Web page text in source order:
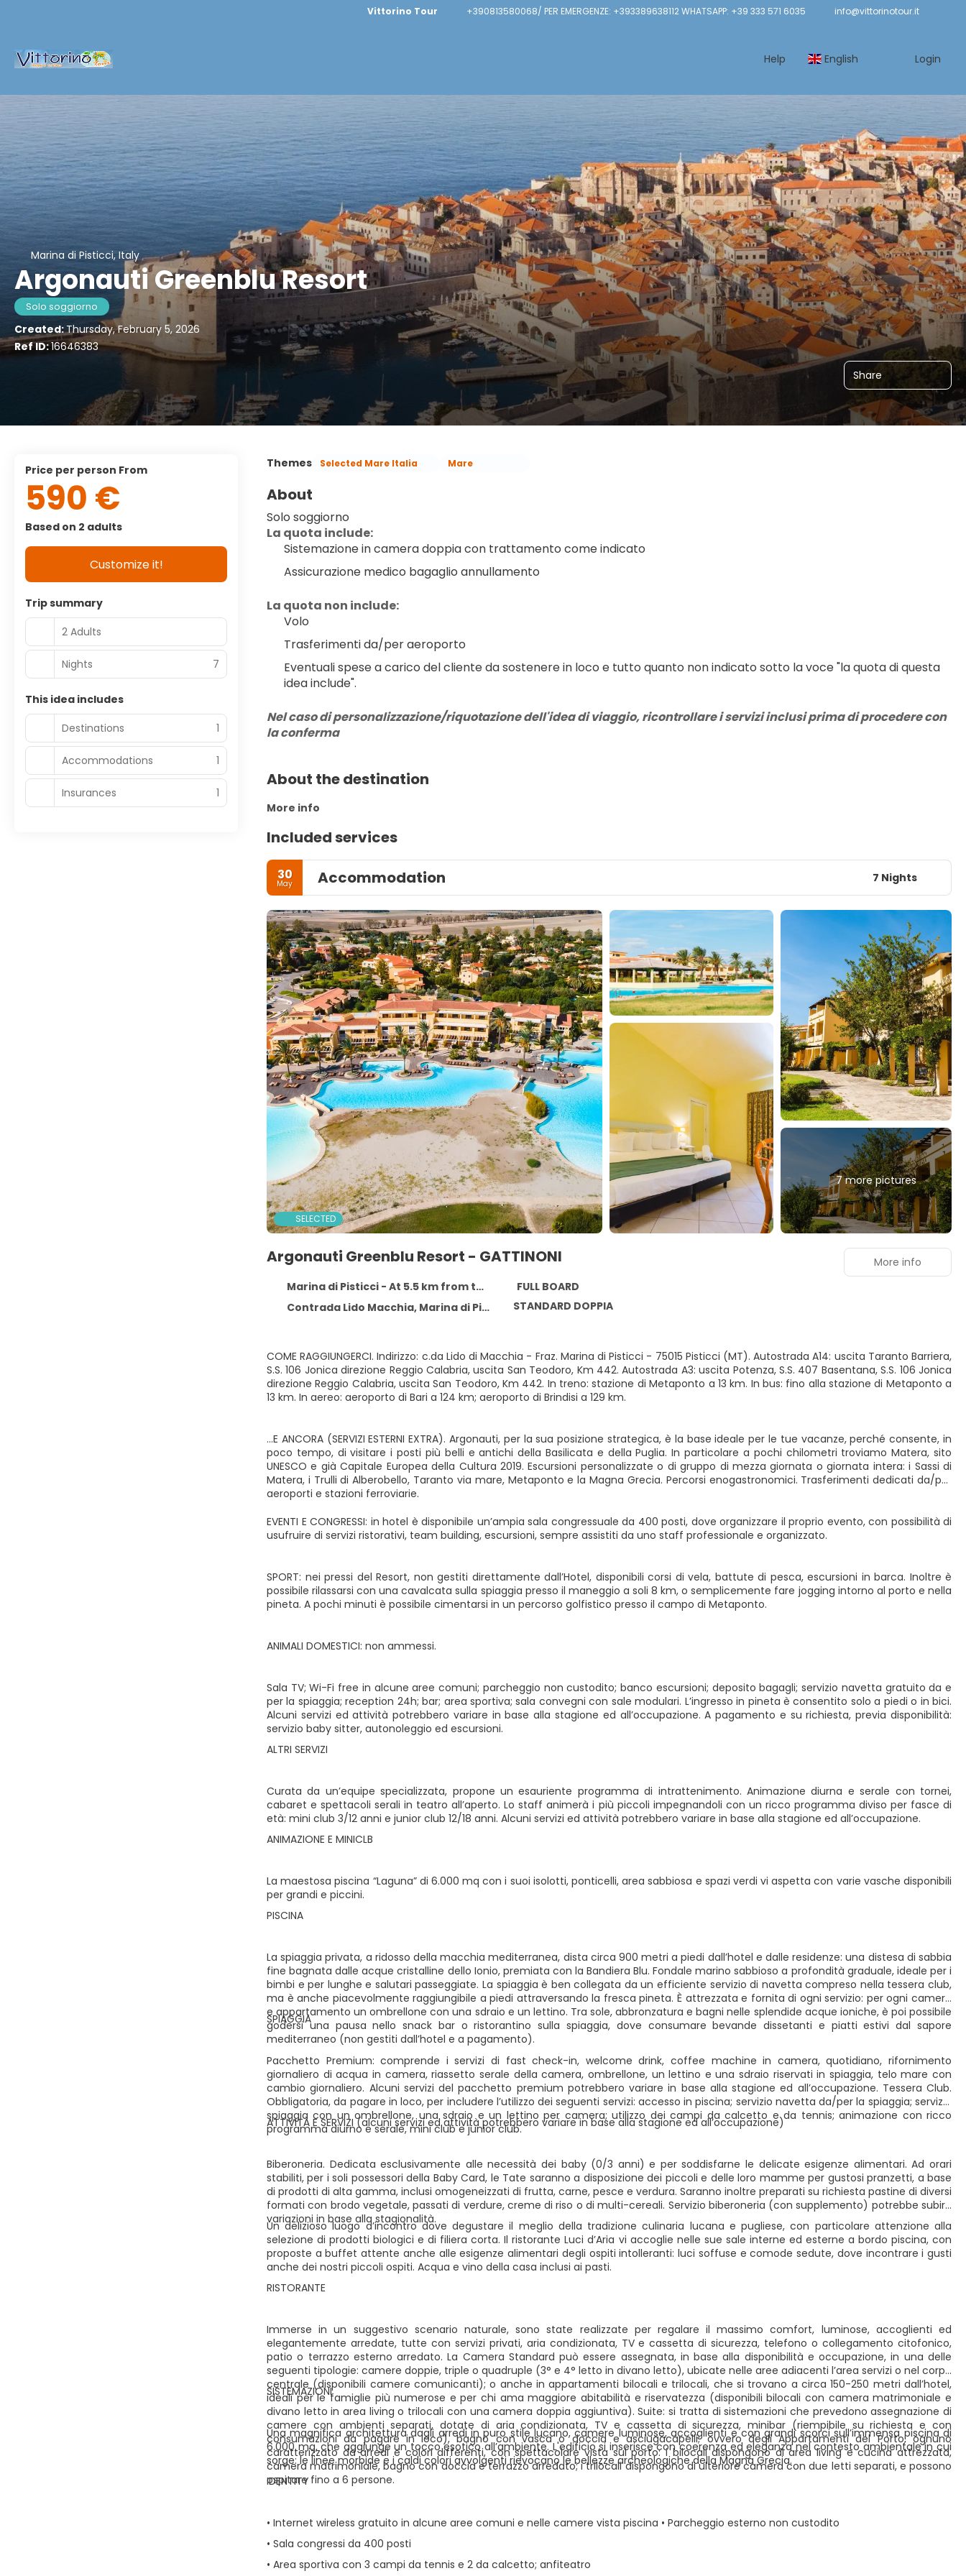
Vittorino Tour +390813580068/ PER EMERGENZE: +393389638112 WHATSAPP: +39 333 571 6035 info@vittorinotour.it
Help English Login
Marina di Pisticci, Italy
Argonauti Greenblu Resort
Solo soggiorno
Created:Thursday, February 5, 2026
Ref ID:16646383
Share
Themes Selected Mare Italia Mare
About
Solo soggiorno
La quota include:
Sistemazione in camera doppia con trattamento come indicato
Assicurazione medico bagaglio annullamento
La quota non include:
Volo
Trasferimenti da/per aeroporto
Eventuali spese a carico del cliente da sostenere in loco e tutto quanto non indicato sotto la voce "la quota di questa
idea include".
Nel caso di personalizzazione/riquotazione dell'idea di viaggio, ricontrollare i servizi inclusi prima di procedere con
la conferma
About the destination
More info
Included services
30
May Accommodation 7 Nights
SELECTED
7 more pictures
Argonauti Greenblu Resort - GATTINONI
Marina di Pisticci - At 5.5 km from the centre
FULL BOARD
Contrada Lido Macchia, Marina di Pisticci 75015
STANDARD DOPPIA
• Area sportiva con 3 campi da tennis e 2 da calcetto; anfiteatro
• Sala congressi da 400 posti
• Internet wireless gratuito in alcune aree comuni e nelle camere vista piscina • Parcheggio esterno non custodito
IDENTITY
Una magnifica architettura dagli arredi in puro stile lucano, camere luminose, accoglienti e con grandi scorci sull’immensa piscina di
6.000 mq, che aggiunge un tocco esotico all’ambiente. L'edificio si inserisce con coerenza ed eleganza nel contesto ambientale in cui
sorge: le linee morbide e i caldi colori avvolgenti rievocano le bellezze archeologiche della Magna Grecia.
SISTEMAZIONI
Immerse in un suggestivo scenario naturale, sono state realizzate per regalare il massimo comfort, luminose, accoglienti ed
elegantemente arredate, tutte con servizi privati, aria condizionata, TV e cassetta di sicurezza, telefono o collegamento citofonico,
patio o terrazzo esterno arredato. La Camera Standard può essere assegnata, in base alla disponibilità e occupazione, in una delle
seguenti tipologie: camere doppie, triple o quadruple (3° e 4° letto in divano letto), ubicate nelle aree adiacenti l’area servizi o nel corpo
centrale (disponibili camere comunicanti); o anche in appartamenti bilocali e trilocali, che si trovano a circa 150-250 metri dall’hotel,
ideali per le famiglie più numerose e per chi ama maggiore abitabilità e riservatezza (disponibili bilocali con camera matrimoniale e
divano letto in area living o trilocali con una camera doppia aggiuntiva). Suite: si tratta di sistemazioni che prevedono assegnazione di
camere con ambienti separati, dotate di aria condizionata, TV e cassetta di sicurezza, minibar (riempibile su richiesta e con
consumazioni da pagare in loco), bagno con vasca o doccia e asciugacapelli; ovvero degli Appartamenti del Porto, ognuno
caratterizzato da arredi e colori differenti, con spettacolare vista sul porto: i bilocali dispongono di area living e cucina attrezzata,
camera matrimoniale, bagno con doccia e terrazzo arredato; i trilocali dispongono di ulteriore camera con due letti separati, e possono
ospitare fino a 6 persone.
RISTORANTE
Un delizioso luogo d’incontro dove degustare il meglio della tradizione culinaria lucana e pugliese, con particolare attenzione alla
selezione di prodotti biologici e di filiera corta. Il ristorante Luci d’Aria vi accoglie nelle sue sale interne ed esterne a bordo piscina, con
proposte a buffet attente anche alle esigenze alimentari degli ospiti intolleranti: luci soffuse e comode sedute, dove incontrare i gusti
anche dei nostri piccoli ospiti. Acqua e vino della casa inclusi ai pasti.
Biberoneria. Dedicata esclusivamente alle necessità dei baby (0/3 anni) e per soddisfarne le delicate esigenze alimentari. Ad orari
stabiliti, per i soli possessori della Baby Card, le Tate saranno a disposizione dei piccoli e delle loro mamme per gustosi pranzetti, a base
di prodotti di alta gamma, inclusi omogeneizzati di frutta, carne, pesce e verdura. Saranno inoltre preparati su richiesta pastine di diversi
formati con brodo vegetale, passati di verdure, creme di riso o di multi-cereali. Servizio biberoneria (con supplemento) potrebbe subire
variazioni in base alla stagionalità.
ATTIVITÀ E SERVIZI (alcuni servizi ed attività potrebbero variare in base alla stagione ed all’occupazione)
Pacchetto Premium: comprende i servizi di fast check-in, welcome drink, coffee machine in camera, quotidiano, rifornimento
giornaliero di acqua in camera, riassetto serale della camera, ombrellone, un lettino e una sdraio riservati in spiaggia, telo mare con
cambio giornaliero. Alcuni servizi del pacchetto premium potrebbero variare in base alla stagione ed all’occupazione. Tessera Club.
Obbligatoria, da pagare in loco, per includere l’utilizzo dei seguenti servizi: accesso in piscina; servizio navetta da/per la spiaggia; servizio
spiaggia con un ombrellone, una sdraio e un lettino per camera; utilizzo dei campi da calcetto e da tennis; animazione con ricco
programma diurno e serale, mini club e junior club.
SPIAGGIA
La spiaggia privata, a ridosso della macchia mediterranea, dista circa 900 metri a piedi dall’hotel e dalle residenze: una distesa di sabbia
fine bagnata dalle acque cristalline dello Ionio, premiata con la Bandiera Blu. Fondale marino sabbioso a profondità graduale, ideale per i
bimbi e per lunghe e salutari passeggiate. La spiaggia è ben collegata da un efficiente servizio di navetta compreso nella tessera club,
ma è anche piacevolmente raggiungibile a piedi attraversando la fresca pineta. È attrezzata e fornita di ogni servizio: per ogni camera
e appartamento un ombrellone con una sdraio e un lettino. Tra sole, abbronzatura e bagni nelle splendide acque ioniche, è poi possibile
godersi una pausa nello snack bar o ristorantino sulla spiaggia, dove consumare bevande dissetanti e piatti estivi dal sapore
mediterraneo (non gestiti dall’hotel e a pagamento).
PISCINA
La maestosa piscina “Laguna” di 6.000 mq con i suoi isolotti, ponticelli, area sabbiosa e spazi verdi vi aspetta con varie vasche disponibili
per grandi e piccini.
ANIMAZIONE E MINICLB
Curata da un’equipe specializzata, propone un esauriente programma di intrattenimento. Animazione diurna e serale con tornei,
cabaret e spettacoli serali in teatro all’aperto. Lo staff animerà i più piccoli impegnandoli con un ricco programma diviso per fasce di
età: mini club 3/12 anni e junior club 12/18 anni. Alcuni servizi ed attività potrebbero variare in base alla stagione ed all’occupazione.
ALTRI SERVIZI
Sala TV; Wi-Fi free in alcune aree comuni; parcheggio non custodito; banco escursioni; deposito bagagli; servizio navetta gratuito da e
per la spiaggia; reception 24h; bar; area sportiva; sala convegni con sale modulari. L’ingresso in pineta è consentito solo a piedi o in bici.
Alcuni servizi ed attività potrebbero variare in base alla stagione ed all’occupazione. A pagamento e su richiesta, previa disponibilità:
servizio baby sitter, autonoleggio ed escursioni.
ANIMALI DOMESTICI: non ammessi.
SPORT: nei pressi del Resort, non gestiti direttamente dall’Hotel, disponibili corsi di vela, battute di pesca, escursioni in barca. Inoltre è
possibile rilassarsi con una cavalcata sulla spiaggia presso il maneggio a soli 8 km, o semplicemente fare jogging intorno al porto e nella
pineta. A pochi minuti è possibile cimentarsi in un percorso golfistico presso il campo di Metaponto.
EVENTI E CONGRESSI: in hotel è disponibile un’ampia sala congressuale da 400 posti, dove organizzare il proprio evento, con possibilità di
usufruire di servizi ristorativi, team building, escursioni, sempre assistiti da uno staff professionale e organizzato.
…E ANCORA (SERVIZI ESTERNI EXTRA). Argonauti, per la sua posizione strategica, è la base ideale per le tue vacanze, perché consente, in
poco tempo, di visitare i posti più belli e antichi della Basilicata e della Puglia. In particolare a pochi chilometri troviamo Matera, sito
UNESCO e già Capitale Europea della Cultura 2019. Escursioni personalizzate o di gruppo di mezza giornata o giornata intera: i Sassi di
Matera, i Trulli di Alberobello, Taranto via mare, Metaponto e la Magna Grecia. Percorsi enogastronomici. Trasferimenti dedicati da/per
aeroporti e stazioni ferroviarie.
COME RAGGIUNGERCI. Indirizzo: c.da Lido di Macchia - Fraz. Marina di Pisticci - 75015 Pisticci (MT). Autostrada A14: uscita Taranto Barriera,
S.S. 106 Jonica direzione Reggio Calabria, uscita San Teodoro, Km 442. Autostrada A3: uscita Potenza, S.S. 407 Basentana, S.S. 106 Jonica
direzione Reggio Calabria, uscita San Teodoro, Km 442. In treno: stazione di Metaponto a 13 km. In bus: fino alla stazione di Metaponto a
13 km. In aereo: aeroporto di Bari a 124 km; aeroporto di Brindisi a 129 km.
More info
price per person From
590 €
Based on 2 adults
Customize it!
Trip summary
2 Adults
Nights 7
This idea includes
Destinations
1
Accommodations 1
Insurances 1